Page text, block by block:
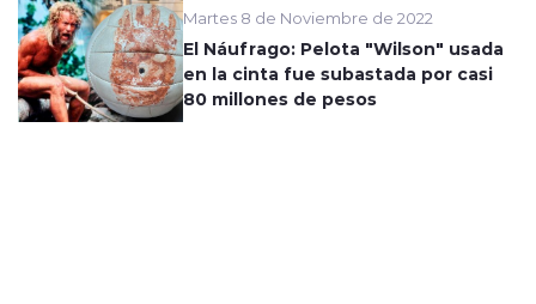
Martes 8 de Noviembre de 2022
El Náufrago: Pelota "Wilson" usada
en la cinta fue subastada por casi
80 millones de pesos